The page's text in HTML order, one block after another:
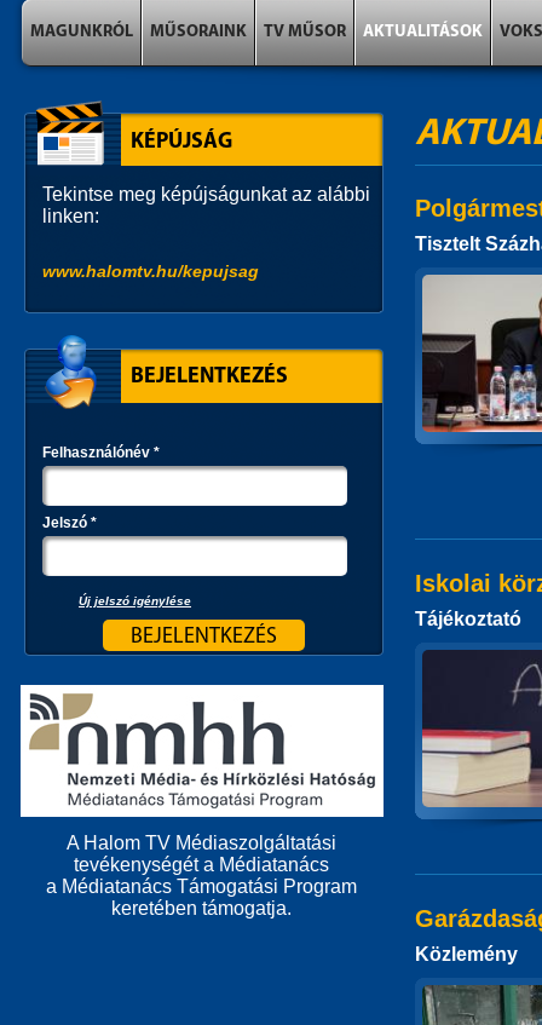
MAGUNKRÓL MŰSORAINK TV MŰSOR AKTUALITÁSOK VOKS
Tisztelt
Iskolai
Tájékoztató
Közlemény
KÉPÚJSÁG
Tekintse meg képújságunkat az alábbi
linken:
www.halomtv.hu/kepujsag
BEJELENTKEZÉS
Felhasználónév *
Jelszó *
Új jelszó igénylése
A Halom TV Médiaszolgáltatási
tevékenységét a Médiatanács
a Médiatanács Támogatási Program
keretében támogatja.